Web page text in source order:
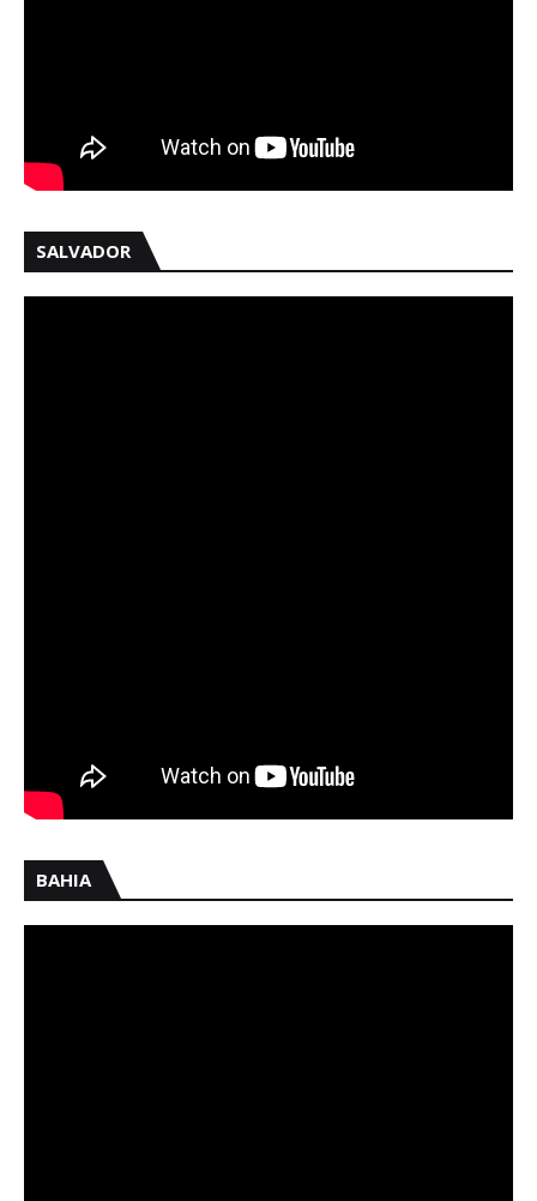
SALVADOR
BAHIA